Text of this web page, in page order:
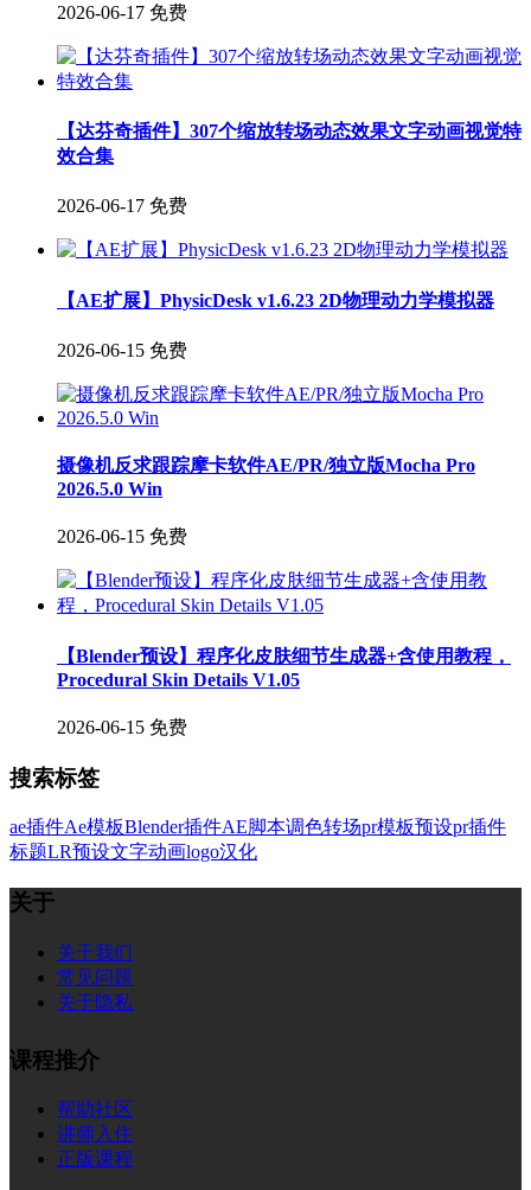
2026-06-17 免费
【达芬奇插件】307个缩放转场动态效果文字动画视觉特
效合集
2026-06-17 免费
【AE扩展】PhysicDesk v1.6.23 2D物理动力学模拟器
2026-06-15 免费
摄像机反求跟踪摩卡软件AE/PR/独立版Mocha Pro
2026.5.0 Win
2026-06-15 免费
【Blender预设】程序化皮肤细节生成器+含使用教程，
Procedural Skin Details V1.05
2026-06-15 免费
搜索标签
ae插件Ae模板Blender插件AE脚本调色转场pr模板预设pr插件
标题LR预设文字动画logo汉化
关于
关于我们
常见问题
关于隐私
课程推介
帮助社区
讲师入住
正版课程